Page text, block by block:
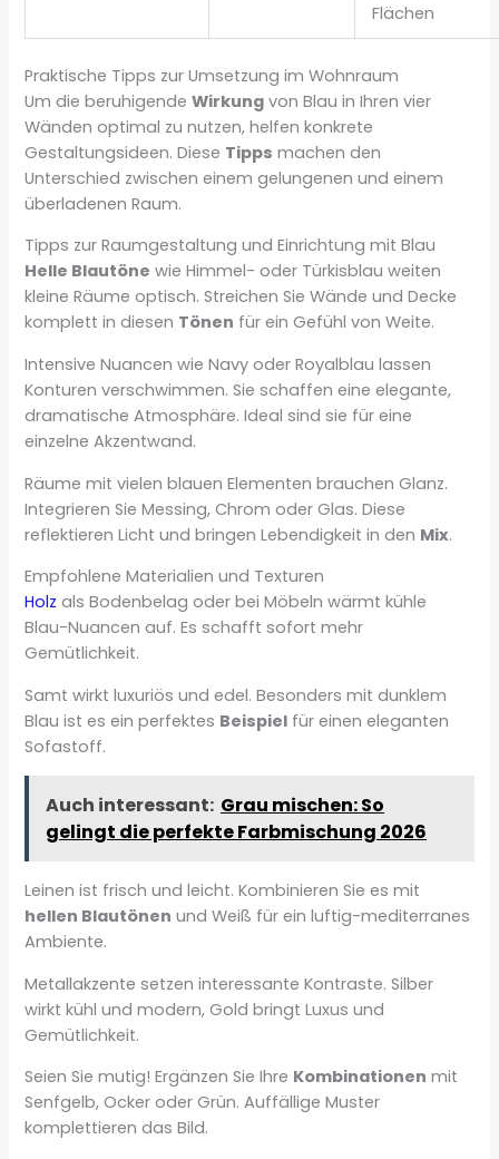
Flächen
Praktische Tipps zur Umsetzung im Wohnraum
Um die beruhigendeWirkung von Blau in Ihren vier
Wänden optimal zu nutzen, helfen konkrete
Gestaltungsideen. Diese Tipps machen den
Unterschied zwischen einem gelungenen und einem
überladenen Raum.
Tipps zur Raumgestaltung und Einrichtung mit Blau
Helle Blautöne wie Himmel- oder Türkisblau weiten
kleine Räume optisch. Streichen Sie Wände und Decke
komplett in diesen Tönen für ein Gefühl von Weite.
Intensive Nuancen wie Navy oder Royalblau lassen
Konturen verschwimmen. Sie schaffen eine elegante,
dramatische Atmosphäre. Ideal sind sie für eine
einzelne Akzentwand.
Räume mit vielen blauen Elementen brauchen Glanz.
Integrieren Sie Messing, Chrom oder Glas. Diese
reflektieren Licht und bringen Lebendigkeit in den Mix.
Empfohlene Materialien und Texturen
Holz als Bodenbelag oder bei Möbeln wärmt kühle
Blau-Nuancen auf. Es schafft sofort mehr
Gemütlichkeit.
Samt wirkt luxuriös und edel. Besonders mit dunklem
Blau ist es ein perfektes Beispiel für einen eleganten
Sofastoff.
Auch interessant: Grau mischen: So
gelingt die perfekte Farbmischung 2026
Leinen ist frisch und leicht. Kombinieren Sie es mit
hellen Blautönen und Weiß für ein luftig-mediterranes
Ambiente.
Metallakzente setzen interessante Kontraste. Silber
wirkt kühl und modern, Gold bringt Luxus und
Gemütlichkeit.
Seien Sie mutig! Ergänzen Sie Ihre Kombinationen mit
Senfgelb, Ocker oder Grün. Auffällige Muster
komplettieren das Bild.